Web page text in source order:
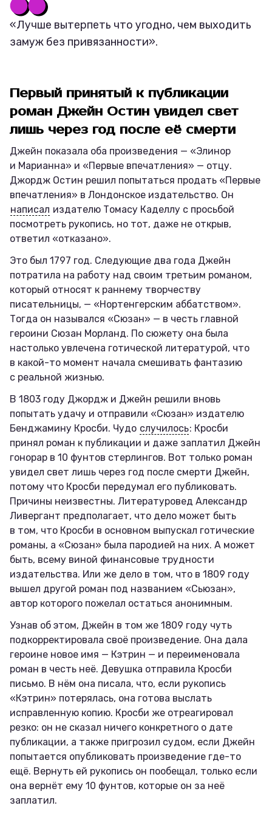
«Лучше вытерпеть что угодно, чем выходить
замуж без привязанности».
Первый принятый к публикации
роман Джейн Остин увидел свет
лишь через год после её смерти
Джейн показала оба произведения — «Элинор
и Марианна» и «Первые впечатления» — отцу.
Джордж Остин решил попытаться продать «Первые
впечатления» в Лондонское издательство. Он
написал издателю Томасу Каделлу с просьбой
посмотреть рукопись, но тот, даже не открыв,
ответил «отказано».
Это был 1797 год. Следующие два года Джейн
потратила на работу над своим третьим романом,
который относят к раннему творчеству
писательницы, — «Нортенгерским аббатством».
Тогда он назывался «Сюзан» — в честь главной
героини Сюзан Морланд. По сюжету она была
настолько увлечена готической литературой, что
в какой-то момент начала смешивать фантазию
с реальной жизнью.
В 1803 году Джордж и Джейн решили вновь
попытать удачу и отправили «Сюзан» издателю
Бенджамину Кросби. Чудо случилось: Кросби
принял роман к публикации и даже заплатил Джейн
гонорар в 10 фунтов стерлингов. Вот только роман
увидел свет лишь через год после смерти Джейн,
потому что Кросби передумал его публиковать.
Причины неизвестны. Литературовед Александр
Ливергант предполагает, что дело может быть
в том, что Кросби в основном выпускал готические
романы, а «Сюзан» была пародией на них. А может
быть, всему виной финансовые трудности
издательства. Или же дело в том, что в 1809 году
вышел другой роман под названием «Сьюзан»,
автор которого пожелал остаться анонимным.
Узнав об этом, Джейн в том же 1809 году чуть
подкорректировала своё произведение. Она дала
героине новое имя — Кэтрин — и переименовала
роман в честь неё. Девушка отправила Кросби
письмо. В нём она писала, что, если рукопись
«Кэтрин» потерялась, она готова выслать
исправленную копию. Кросби же отреагировал
резко: он не сказал ничего конкретного о дате
публикации, а также пригрозил судом, если Джейн
попытается опубликовать произведение где-то
ещё. Вернуть ей рукопись он пообещал, только если
она вернёт ему 10 фунтов, которые он за неё
заплатил.